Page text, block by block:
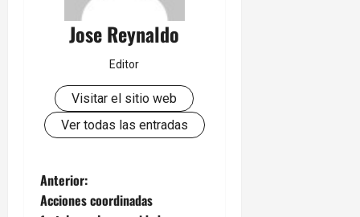
Jose Reynaldo
Editor
Visitar el sitio web
Ver todas las entradas
N
Anterior:
Acciones coordinadas